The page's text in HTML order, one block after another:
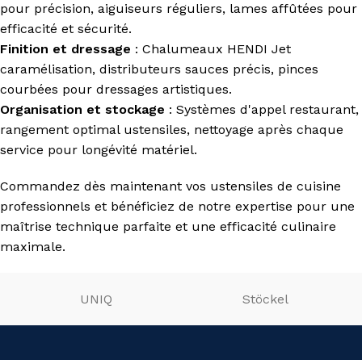
pour précision, aiguiseurs réguliers, lames affûtées pour
efficacité et sécurité.
Finition et dressage : Chalumeaux HENDI Jet
caramélisation, distributeurs sauces précis, pinces
courbées pour dressages artistiques.
Organisation et stockage : Systèmes d'appel restaurant,
rangement optimal ustensiles, nettoyage après chaque
service pour longévité matériel.
Commandez dès maintenant vos ustensiles de cuisine
professionnels et bénéficiez de notre expertise pour une
maîtrise technique parfaite et une efficacité culinaire
maximale.
UNIQ Stöckel